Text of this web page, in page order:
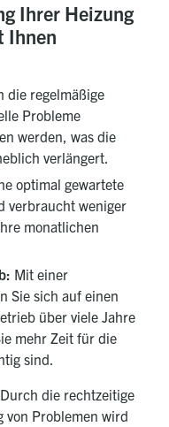
Ihrer Heizung
Ihnen
die regelmäßige
Probleme
werden, was die
verlängert.
optimal gewartete
verbraucht weniger
monatlichen
Mit einer
Sie sich auf einen
über viele Jahre
mehr Zeit für die
sind.
Durch die rechtzeitige
von Problemen wird